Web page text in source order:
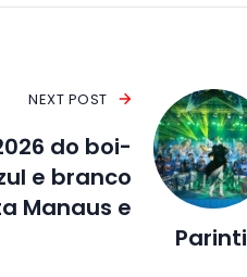
NEXT POST
do boi-
e branco
Manaus e